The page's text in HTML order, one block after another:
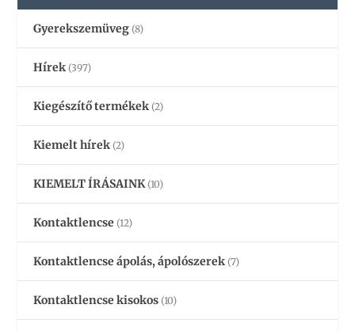
Gyerekszemüveg (8)
Hírek (397)
Kiegészítő termékek (2)
Kiemelt hírek (2)
KIEMELT ÍRÁSAINK(10)
Kontaktlencse (12)
Kontaktlencse ápolás, ápolószerek (7)
Kontaktlencse kisokos (10)